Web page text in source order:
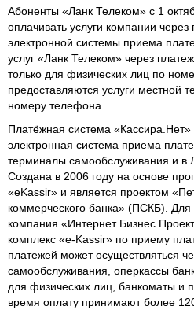
Абоненты «Ланк Телеком» с 1
оплачивать услуги компании
электронной системы приема
услуг «Ланк Телеком» через
только для физических лиц по
предоставляются услуги местной
номеру телефона.
Платёжная система
электронная система приема
терминалы самообслуживания и в
Создана в 2006 году на основе
«eKassir» и является проектом
коммерческого банка» (ПСКБ).
компания «Интернет Бизнес
комплекс «e-Kassir» по приему
платежей может осуществляться
самообслуживания, оперкассы
для физических лиц, банкоматы и
время оплату принимают более